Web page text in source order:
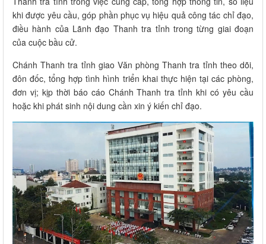
khi được yêu cầu, góp phần phục vụ hiệu quả công tác chỉ đạo,
điều hành của Lãnh đạo Thanh tra tỉnh trong từng giai đoạn
của cuộc bầu cử.
Chánh Thanh tra tỉnh giao Văn phòng Thanh tra tỉnh theo dõi,
đôn đốc, tổng hợp tình hình triển khai thực hiện tại các phòng,
đơn vị; kịp thời báo cáo Chánh Thanh tra tỉnh khi có yêu cầu
hoặc khi phát sinh nội dung cần xin ý kiến chỉ đạo.